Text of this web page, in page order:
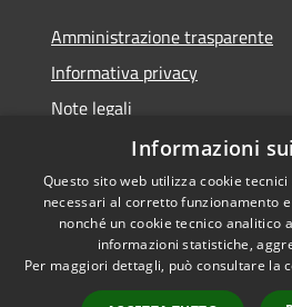
Amministrazione trasparente
Informativa privacy
Note legali
Dichiarazione di accessibilità
RSS
Accessibilità
Informazioni
Questo sito web utilizza cookie
necessari al corretto funzionamento
nonché un cookie tecnico analitico
informazioni statistiche,
Per maggiori dettagli, può consultare la